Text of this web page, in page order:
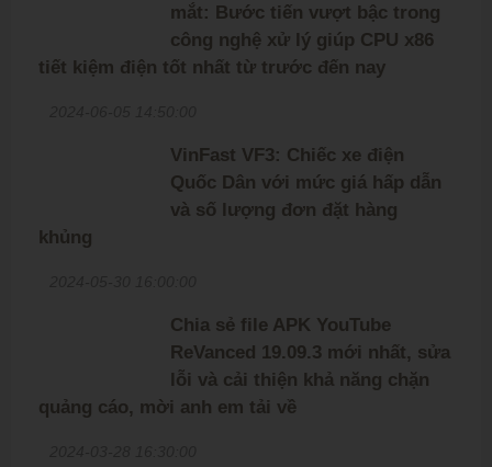
mắt: Bước tiến vượt bậc trong
công nghệ xử lý giúp CPU x86
tiết kiệm điện tốt nhất từ trước đến nay
VinFast VF3: Chiếc xe điện
Quốc Dân với mức giá hấp dẫn
và số lượng đơn đặt hàng
khủng
Chia sẻ file APK YouTube
ReVanced 19.09.3 mới nhất, sửa
lỗi và cải thiện khả năng chặn
quảng cáo, mời anh em tải về